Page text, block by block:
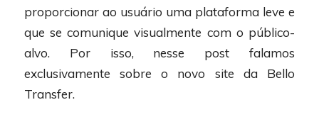
proporcionar ao usuário uma plataforma leve e
que se comunique visualmente com o público-
alvo. Por isso, nesse post falamos
exclusivamente sobre o novo site da Bello
Transfer.